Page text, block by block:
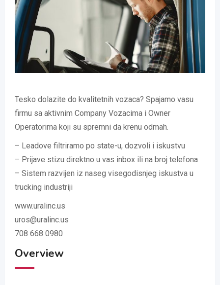
Tesko dolazite do kvalitetnih vozaca? Spajamo vasu
firmu sa aktivnim Company Vozacima i Owner
Operatorima koji su spremni da krenu odmah.
– Leadove filtriramo po state-u, dozvoli i iskustvu
– Prijave stizu direktno u vas inbox ili na broj telefona
– Sistem razvijen iz naseg visegodisnjeg iskustva u
trucking industriji
www.uralinc.us
uros@uralinc.us
708 668 0980
Overview